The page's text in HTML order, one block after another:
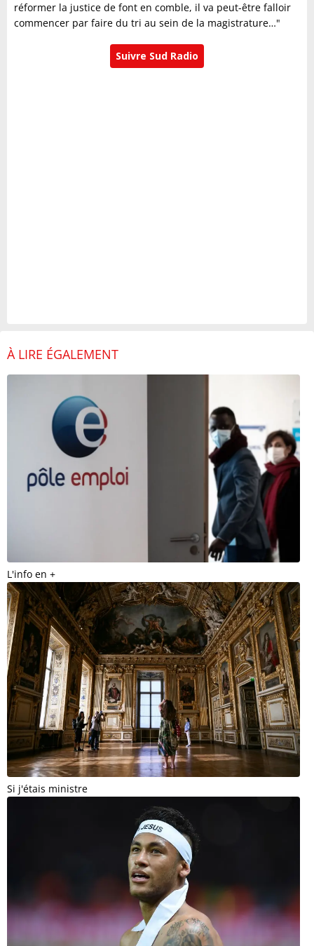
réformer la justice de font en comble, il va peut-être falloir
commencer par faire du tri au sein de la magistrature…"
Suivre Sud Radio
À LIRE ÉGALEMENT
L'info en +
Si j'étais ministre